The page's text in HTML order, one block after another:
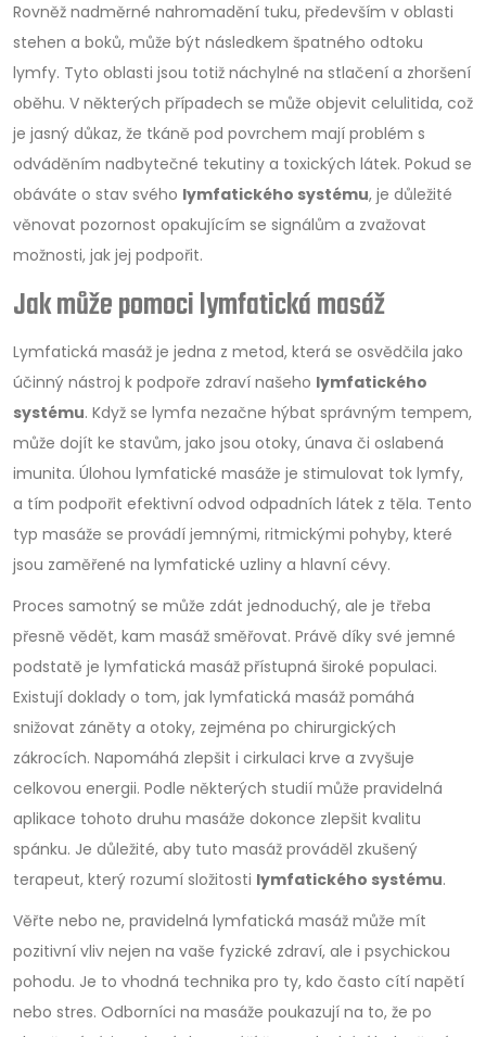
Rovněž nadměrné nahromadění tuku, především v oblasti
stehen a boků, může být následkem špatného odtoku
lymfy. Tyto oblasti jsou totiž náchylné na stlačení a zhoršení
oběhu. V některých případech se může objevit celulitida, což
je jasný důkaz, že tkáně pod povrchem mají problém s
odváděním nadbytečné tekutiny a toxických látek. Pokud se
obáváte o stav svého lymfatického systému, je důležité
věnovat pozornost opakujícím se signálům a zvažovat
možnosti, jak jej podpořit.
Jak může pomoci lymfatická masáž
Lymfatická masáž je jedna z metod, která se osvědčila jako
účinný nástroj k podpoře zdraví našeho lymfatického
systému. Když se lymfa nezačne hýbat správným tempem,
může dojít ke stavům, jako jsou otoky, únava či oslabená
imunita. Úlohou lymfatické masáže je stimulovat tok lymfy,
a tím podpořit efektivní odvod odpadních látek z těla. Tento
typ masáže se provádí jemnými, ritmickými pohyby, které
jsou zaměřené na lymfatické uzliny a hlavní cévy.
Proces samotný se může zdát jednoduchý, ale je třeba
přesně vědět, kam masáž směřovat. Právě díky své jemné
podstatě je lymfatická masáž přístupná široké populaci.
Existují doklady o tom, jak lymfatická masáž pomáhá
snižovat záněty a otoky, zejména po chirurgických
zákrocích. Napomáhá zlepšit i cirkulaci krve a zvyšuje
celkovou energii. Podle některých studií může pravidelná
aplikace tohoto druhu masáže dokonce zlepšit kvalitu
spánku. Je důležité, aby tuto masáž prováděl zkušený
terapeut, který rozumí složitosti lymfatického systému.
Věřte nebo ne, pravidelná lymfatická masáž může mít
pozitivní vliv nejen na vaše fyzické zdraví, ale i psychickou
pohodu. Je to vhodná technika pro ty, kdo často cítí napětí
nebo stres. Odborníci na masáže poukazují na to, že po